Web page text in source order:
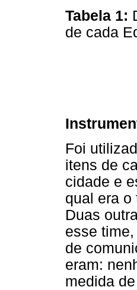
Tabela 1:
de cada
Foi
itens de
cidade e
qual era o
Duas
esse
de
eram:
medida